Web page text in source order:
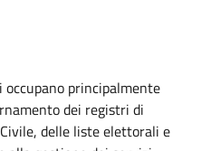
occupano principalmente
dei registri di
delle liste elettorali e